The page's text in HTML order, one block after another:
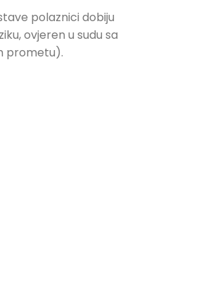
polaznici dobiju
ovjeren u sudu sa
prometu).